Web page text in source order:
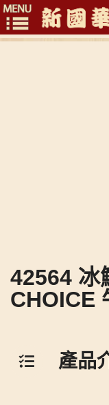
42564 冰
CHOICE
產品